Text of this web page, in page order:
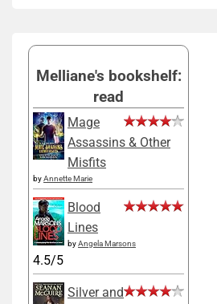
Melliane's bookshelf:
read
Mage
Assassins & Other
Misfits
byAnnette Marie
Blood
Lines
byAngela Marsons
4.5/5
Silver and